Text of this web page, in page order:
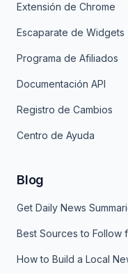
Extensión de Chrome
Escaparate de Widgets
Programa de Afiliados
Documentación API
Registro de Cambios
Centro de Ayuda
Blog